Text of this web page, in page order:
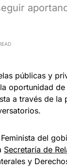
públicas y
oportunidad
a través de la
del
Secretaría de
y